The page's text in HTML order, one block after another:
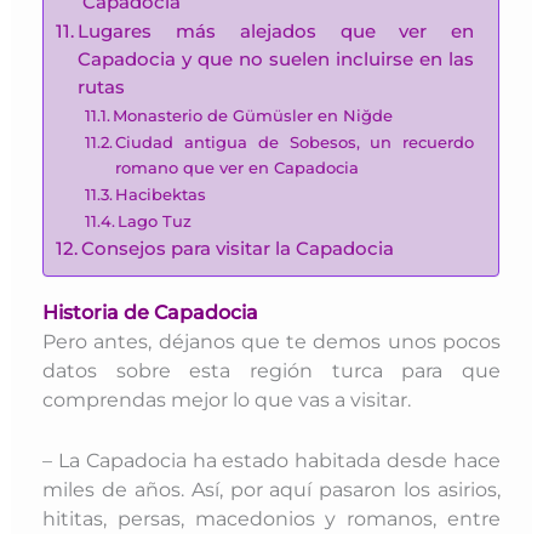
Lugares más alejados que ver en
Capadocia y que no suelen incluirse en las
rutas
Monasterio de Gümüsler en Niğde
Ciudad antigua de Sobesos, un recuerdo
romano que ver en Capadocia
Hacibektas
Lago Tuz
Consejos para visitar la Capadocia
Historia de Capadocia
Pero antes, déjanos que te demos unos pocos
datos sobre esta región turca para que
comprendas mejor lo que vas a visitar.
– La Capadocia ha estado habitada desde hace
miles de años. Así, por aquí pasaron los asirios,
hititas, persas, macedonios y romanos, entre